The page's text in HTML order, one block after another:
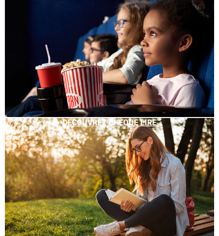
DÉCOUVREZ CHÈQUE LIRE